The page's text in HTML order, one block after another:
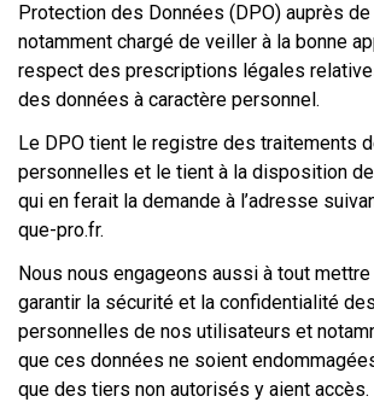
Protection des Données (DPO) auprès
notamment chargé de veiller à la bonne
respect des prescriptions légales
des données à caractère personnel.
Le DPO tient le registre des traitements
personnelles et le tient à la disposition
qui en ferait la demande à l’adresse
que-pro.fr.
Nous nous engageons aussi à tout
garantir la sécurité et la confidentialité
personnelles de nos utilisateurs et
que ces données ne soient
que des tiers non autorisés y aient accès.